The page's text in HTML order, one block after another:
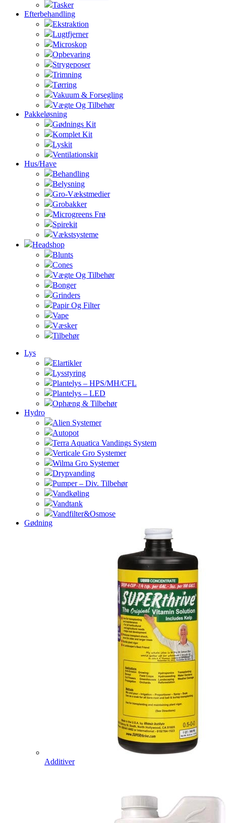
Tasker
Efterbehandling
Ekstraktion
Lugtfjerner
Microskop
Opbevaring
Strygeposer
Trimning
Tørring
Vakuum & Forsegling
Vægte Og Tilbehør
Pakkeløsning
Gødnings Kit
Komplet Kit
Lyskit
Ventilationskit
Hus/Have
Behandling
Belysning
Gro-Vækstmedier
Grobakker
Microgreens Frø
Spirekit
Vækstsysteme
Headshop
Blunts
Cones
Vægte Og Tilbehør
Bonger
Grinders
Papir Og Filter
Vape
Væsker
Tilbehør
Lys
Elartikler
Lysstyring
Plantelys – HPS/MH/CFL
Plantelys – LED
Ophæng & Tilbehør
Hydro
Alien Systemer
Autopot
Terra Aquatica Vandings System
Verticale Gro Systemer
Wilma Gro Systemer
Drypvanding
Pumper – Div. Tilbehør
Vandkøling
Vandtank
Vandfilter&Osmose
Gødning
Additiver